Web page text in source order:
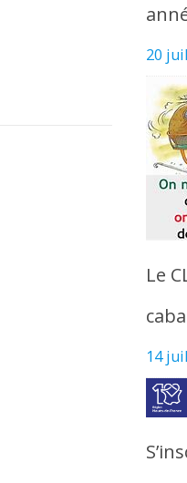
20
Le
14